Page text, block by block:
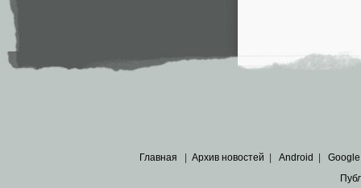
Главная Архив новостей Android Google